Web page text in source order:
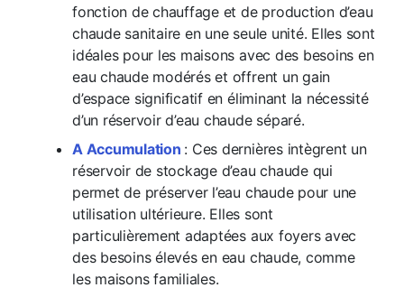
fonction de chauffage et de production d’eau
chaude sanitaire en une seule unité. Elles sont
idéales pour les maisons avec des besoins en
eau chaude modérés et offrent un gain
d’espace significatif en éliminant la nécessité
d’un réservoir d’eau chaude séparé.
A Accumulation : Ces dernières intègrent un
réservoir de stockage d’eau chaude qui
permet de préserver l’eau chaude pour une
utilisation ultérieure. Elles sont
particulièrement adaptées aux foyers avec
des besoins élevés en eau chaude, comme
les maisons familiales.